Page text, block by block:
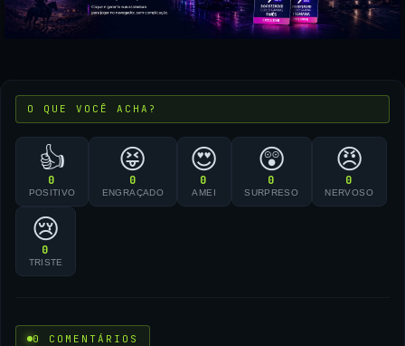
O QUE VOCÊ ACHA?
👍
0
POSITIVO
😝
0
ENGRAÇADO
😍
0
AMEI
😲
0
SURPRESO
😠
0
NERVOSO
😢
0
TRISTE
0 COMENTÁRIOS